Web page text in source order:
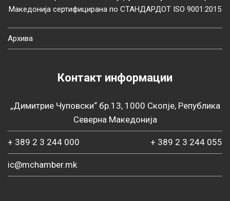
Македонија сертифицирана по СТАНДАРДОТ ISO 9001:2015
Архива
Контакт информации
„Димитрие Чуповски“ бр.13, 1000 Скопје, Република
Северна Македонија
+ 389 2 3 244 000 + 389 2 3 244 055
ic@mchamber.mk